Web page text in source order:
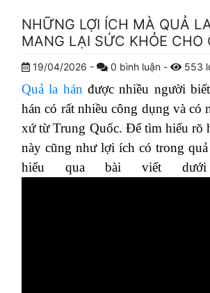
NHỮNG LỢI ÍCH MÀ QUẢ
MANG LẠI SỨC KHỎE CHO
19/04/2026 - 0 bình luận - 553
Quả la hán được nhiều người
hán có rất nhiều công dụng và có
xứ từ Trung Quốc. Để tìm hiểu rõ
này cũng như lợi ích có trong
hiểu qua bài viết